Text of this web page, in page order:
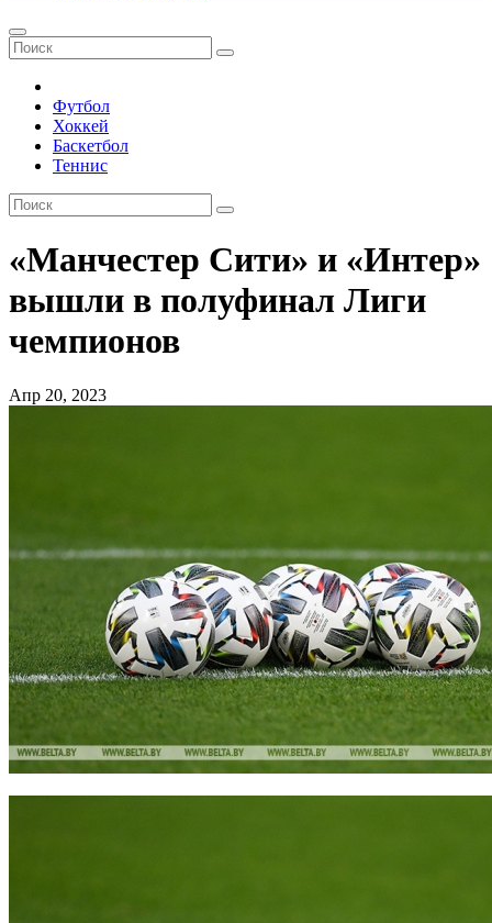
Футбол
Хоккей
Баскетбол
Теннис
«Манчестер Сити» и «Интер»
вышли в полуфинал Лиги
чемпионов
Апр 20, 2023